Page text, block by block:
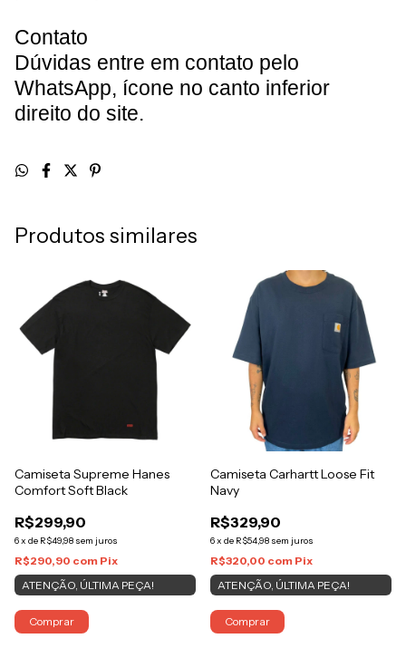
Contato
Dúvidas entre em contato pelo
WhatsApp, ícone no canto inferior
direito do site.
Produtos similares
Camiseta Supreme Hanes
Comfort Soft Black
R$299,90
6x de R$49,98 sem juros
R$290,90 com Pix
ATENÇÃO, ÚLTIMA PEÇA!
Comprar
Camiseta Carhartt Loose Fit
Navy
R$329,90
6x de R$54,98 sem juros
R$320,00 com Pix
ATENÇÃO, ÚLTIMA PEÇA!
Comprar